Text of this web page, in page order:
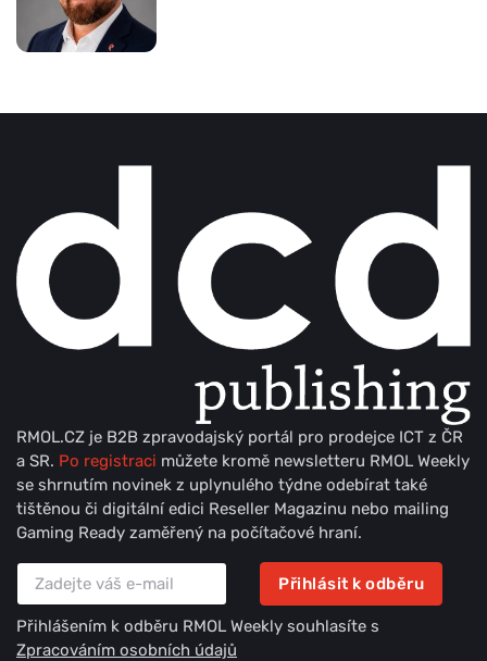
RMOL.CZ je B2B zpravodajský portál pro prodejce ICT z ČR
a SR. Po registraci můžete kromě newsletteru RMOL Weekly
se shrnutím novinek z uplynulého týdne odebírat také
tištěnou či digitální edici Reseller Magazinu nebo mailing
Gaming Ready zaměřený na počítačové hraní.
Přihlásit k odběru
Přihlášením k odběru RMOL Weekly souhlasíte s
Zpracováním osobních údajů